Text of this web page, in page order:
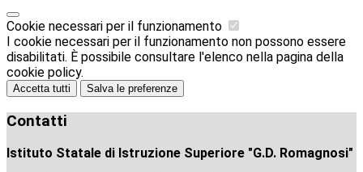
Cookie necessari per il funzionamento
I cookie necessari per il funzionamento non possono essere
disabilitati. È possibile consultare l'elenco nella pagina della
cookie policy.
Accetta tutti Salva le preferenze
Contatti
Istituto Statale di Istruzione Superiore "G.D. Romagnosi"